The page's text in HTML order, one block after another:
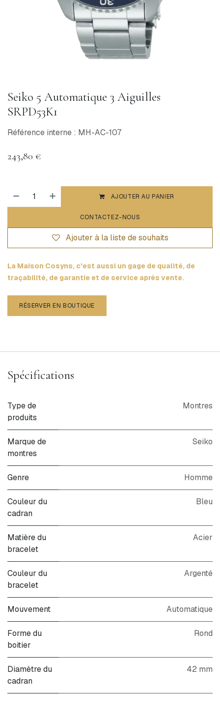
Seiko 5 Automatique 3 Aiguilles
SRPD53K1
Référence interne : MH-AC-107
243,80 €
AJOUTER AU PANIER
CONTACTEZ-NOUS
Ajouter à la liste de souhaits
La Maison Cosyns, c'est aussi un gage de qualité, de
traçabilité, de garantie et de service après vente.
RÉSERVER EN BOUTIQUE
Spécifications
Type de
produits
Montres
Marque de
montres
Seiko
Genre Homme
Couleur du
cadran
Bleu
Matière du
bracelet
Acier
Couleur du
bracelet
Argenté
Mouvement Automatique
Forme du
boitier
Rond
Diamètre du
cadran
42 mm